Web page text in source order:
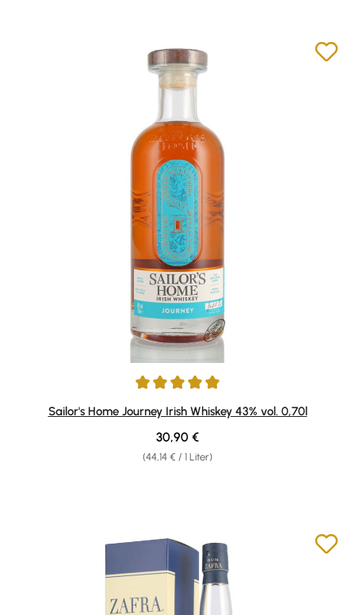
Durchschnittliche Bewertung von 5 von 5 Sternen
Sailor's Home Journey Irish Whiskey 43% vol. 0,70l
(44,14 € / 1 Liter)
Regulärer Preis:
30,90 €